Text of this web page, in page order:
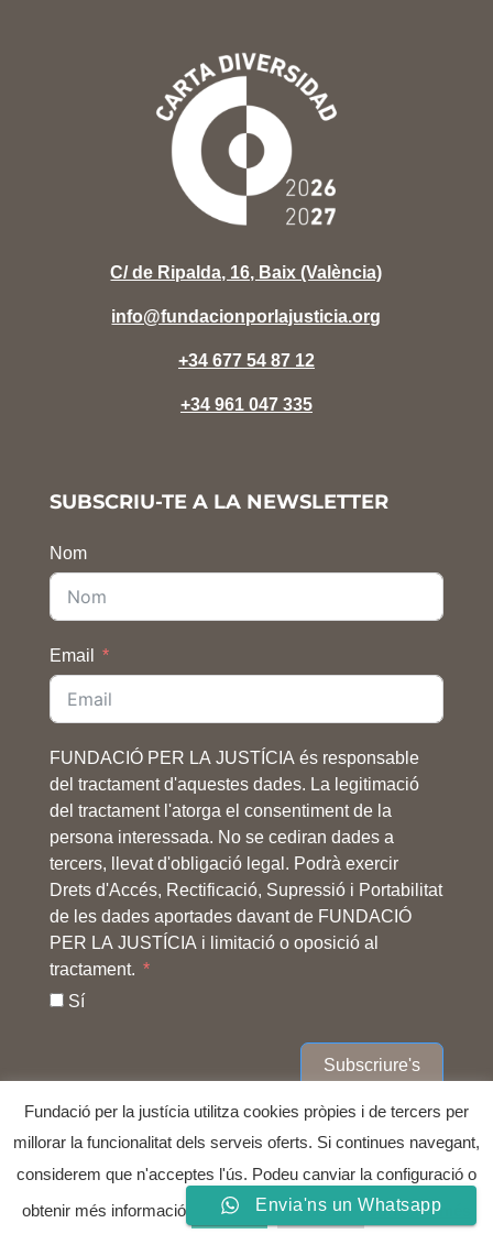
C/ de Ripalda, 16, Baix (València)
info@fundacionporlajusticia.org
+34 677 54 87 12
+34 961 047 335
SUBSCRIU-TE A LA NEWSLETTER
Nom
Email
FUNDACIÓ PER LA JUSTÍCIA és responsable
del tractament d'aquestes dades. La legitimació
del tractament l'atorga el consentiment de la
persona interessada. No se cediran dades a
tercers, llevat d'obligació legal. Podrà exercir
Drets d'Accés, Rectificació, Supressió i Portabilitat
de les dades aportades davant de FUNDACIÓ
PER LA JUSTÍCIA i limitació o oposició al
tractament.
Sí
Subscriure's
COPYRIGHT © 2025 FUNDACIÓ PER LA JUSTÍCIA ALL
RIGHTS RESERVED.
Fundació per la justícia utilitza cookies pròpies i de tercers per
millorar la funcionalitat dels serveis oferts. Si continues navegant,
considerem que n'acceptes l'ús. Podeu canviar la configuració o
obtenir més informació
Aceptar Rechazar conèixer més
Envia'ns un Whatsapp